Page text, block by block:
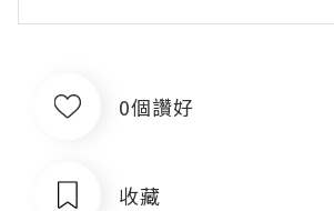
0個讚好
收藏